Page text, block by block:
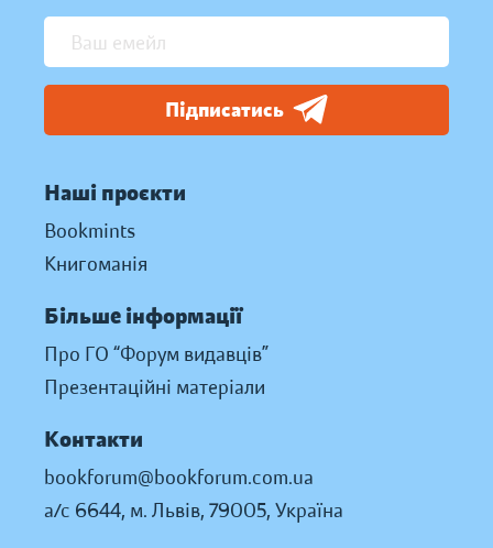
Підписатись
Наші проєкти
Bookmints
Книгоманія
Більше інформації
Про ГО “Форум видавців”
Презентаційні матеріали
Контакти
bookforum@bookforum.com.ua
а/с 6644, м. Львів, 79005, Україна